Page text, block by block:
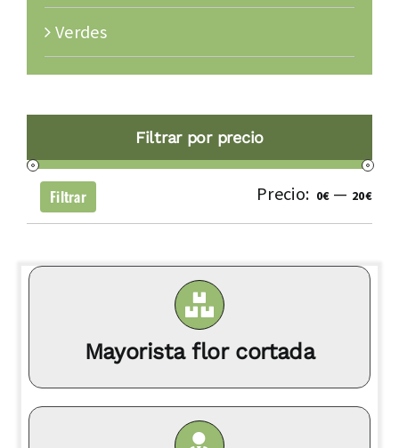
Verdes
Filtrar por precio
Filtrar Precio: 0€ — 20€
Mayorista flor cortada